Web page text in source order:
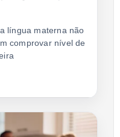
língua materna não
comprovar nível de